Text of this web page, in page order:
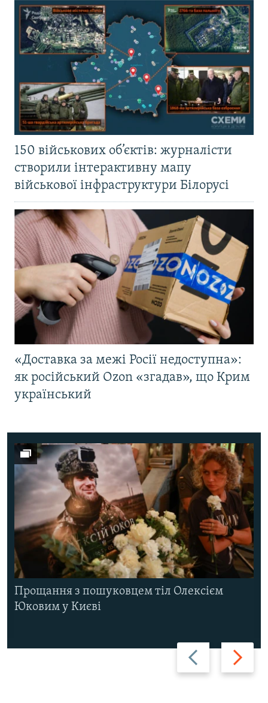
150 військових об’єктів: журналісти
створили інтерактивну мапу
військової інфраструктури Білорусі
«Доставка за межі Росії недоступна»:
як російський Ozon «згадав», що Крим
український
Назад Вперед
Прощання з пошуковцем тіл Олексієм
Юковим у Києві